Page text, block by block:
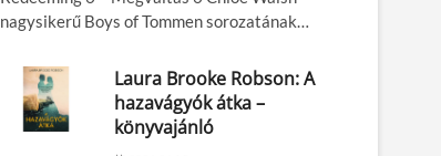
nagysikerű Boys of Tommen sorozatának…
Laura Brooke Robson: A
hazavágyók átka –
könyvajánló